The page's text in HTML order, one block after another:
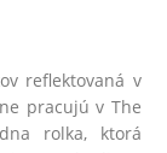
reflektovaná v
pracujú v The
rolka, ktorá